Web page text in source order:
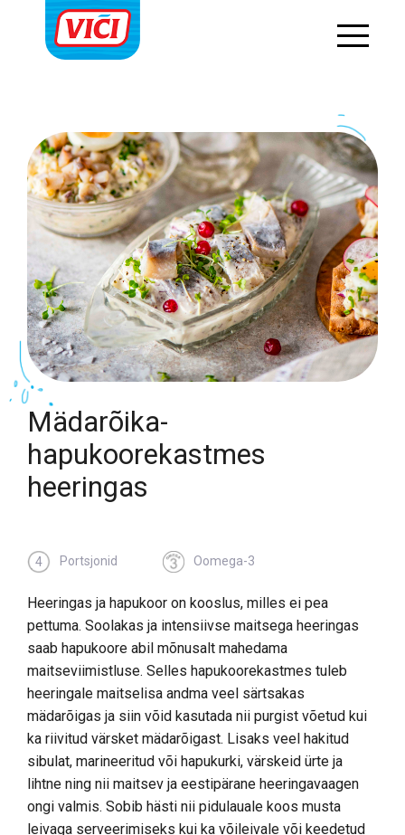
Mädarõika-
hapukoorekastmes
heeringas
4 Portsjonid Oomega-3
Heeringas ja hapukoor on kooslus, milles ei pea
pettuma. Soolakas ja intensiivse maitsega heeringas
saab hapukoore abil mõnusalt mahedama
maitseviimistluse. Selles hapukoorekastmes tuleb
heeringale maitselisa andma veel särtsakas
mädarõigas ja siin võid kasutada nii purgist võetud kui
ka riivitud värsket mädarõigast. Lisaks veel hakitud
sibulat, marineeritud või hapukurki, värskeid ürte ja
lihtne ning nii maitsev ja eestipärane heeringavaagen
ongi valmis. Sobib hästi nii pidulauale koos musta
leivaga serveerimiseks kui ka võileivale või keedetud